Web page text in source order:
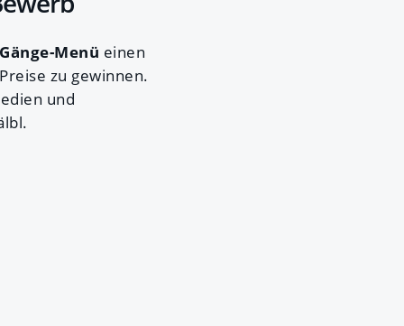
Menü einen
zu gewinnen.
und